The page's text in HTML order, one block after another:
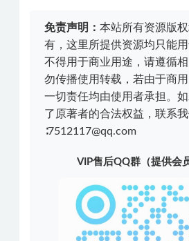
免责声明： 本站所有资源版
有，这里所提供资源均只能用
不得用于商业用途，请遵循
勿传播使用转载，若由于商用
一切责任均由使用者承担。
了原著者的合法权益，联系
∶7512117@qq.com
VIP售后QQ群（提供会